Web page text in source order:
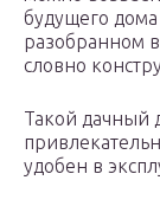
будущего дома
разобранном
словно
Такой дачный
удобен в